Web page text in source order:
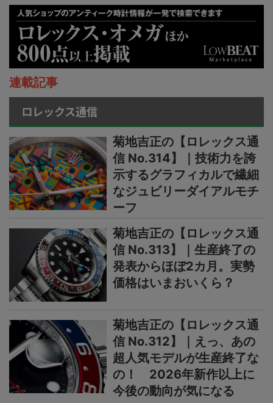
連載記事
ロレックス通信
菊地吉正の【ロレックス通
信 No.314】｜技術力を誇
示するグラフィカルで繊細
なジュビリーダイアルモチ
ーフ
菊地吉正の【ロレックス通
信 No.313】｜生産終了の
発表からほぼ2カ月。実勢
価格はいまおいくら？
菊地吉正の【ロレックス通
信 No.312】｜えっ、あの
超人気モデルが生産終了な
の！ 2026年新作以上に
今後の動向が気になる